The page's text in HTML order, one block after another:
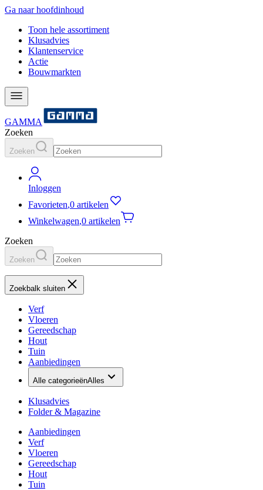
Ga naar hoofdinhoud
Toon hele assortiment
Klusadvies
Klantenservice
Actie
Bouwmarkten
GAMMA
Zoeken
Zoeken
Inloggen
Favorieten,0 artikelen
Winkelwagen,0 artikelen
Zoeken
Zoeken
Zoekbalk sluiten
Verf
Vloeren
Gereedschap
Hout
Tuin
Aanbiedingen
Alle categorieënAlles
Klusadvies
Folder & Magazine
Aanbiedingen
Verf
Vloeren
Gereedschap
Hout
Tuin